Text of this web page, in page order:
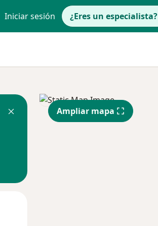
Iniciar sesión ¿Eres un especialista?
Ampliar mapa